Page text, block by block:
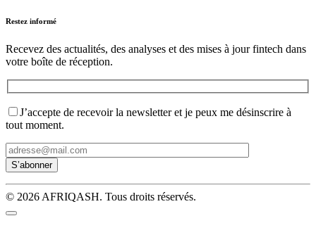
Restez informé
Recevez des actualités, des analyses et des mises à jour fintech dans
votre boîte de réception.
J’accepte de recevoir la newsletter et je peux me désinscrire à
tout moment.
© 2026 AFRIQASH. Tous droits réservés.